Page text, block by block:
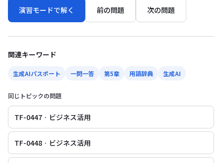
演習モードで解く 前の問題 次の問題
関連キーワード
生成AIパスポート 一問一答 第5章 用語辞典 生成AI
同じトピックの問題
TF-0447 · ビジネス活用
TF-0448 · ビジネス活用